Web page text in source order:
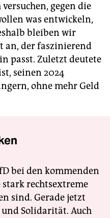
gegen die
was entwickeln,
bleiben wir
an, der faszinierend
passt. Zuletzt deutete
seinen 2024
ohne mehr Geld
bei den kommenden
rechtsextreme
sind. Gerade jetzt
Solidarität. Auch